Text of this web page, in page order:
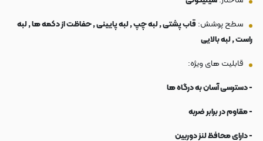
سطح پوشش: قاب پشتی , لبه چپ , لبه پایینی , حفاظت از دکمه ها , لبه
راست , لبه بالایی
قابلیت های ویژه:
- دسترسی آسان به درگاه ها
- مقاوم در برابر ضربه
- دارای محافظ لنز دوربین